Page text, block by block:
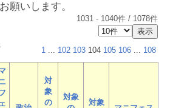
願いします。
1031 - 1040件 / 1078件
1 ... 102 103 104 105 106 ... 108
ェ
対
象
の
対象
対象